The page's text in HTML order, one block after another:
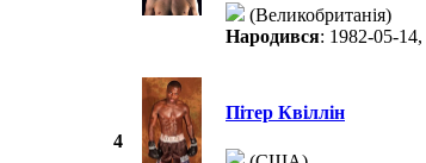
(Великобританія)
Народився: 1982-05-14,
4
Пітер Квіллін